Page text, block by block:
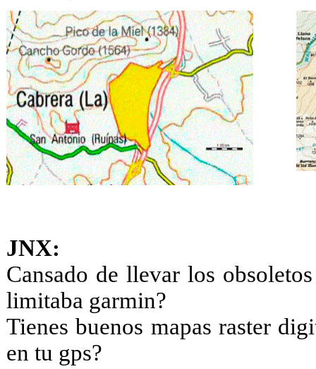
JNX:
Cansado de llevar los
limitaba garmin?
Tienes buenos mapas raster
en tu gps?